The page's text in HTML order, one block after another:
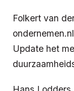
Folkert van
Update het